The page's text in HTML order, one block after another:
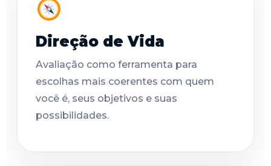
Direção de Vida
Avaliação como ferramenta para
escolhas mais coerentes com quem
você é, seus objetivos e suas
possibilidades.